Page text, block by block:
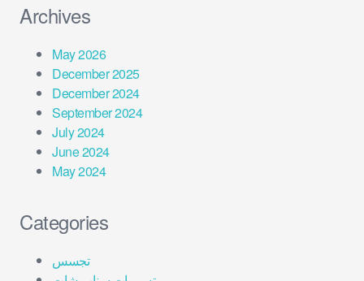
Archives
May 2026
December 2025
December 2024
September 2024
July 2024
June 2024
May 2024
Categories
تجسس